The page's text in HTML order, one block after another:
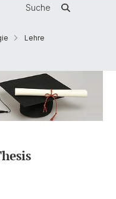
Suche
Lehre